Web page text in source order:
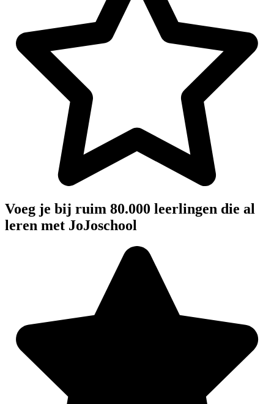
Voeg je bij ruim 80.000 leerlingen die al
leren met JoJoschool